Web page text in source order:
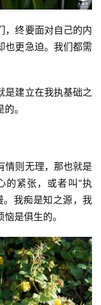
，终要面对自己的内
也更急迫。我们都需
是建立在我执基础之
。
情则无理，那也就是
的紧张，或者叫“执
。我痴是知之源，我
是俱生的。